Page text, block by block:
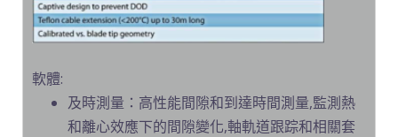
軟體:
及時測量：高性能間隙和到達時間測量,監測熱
和離心效應下的間隙變化,軸軌道跟踪和相關套